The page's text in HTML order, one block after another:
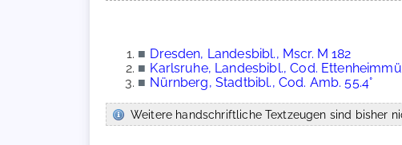
■ Dresden, Landesbibl., Mscr. M 182
■ Karlsruhe, Landesbibl., Cod.
■ Nürnberg, Stadtbibl., Cod. Amb. 55.4°
Weitere handschriftliche Textzeugen sind bisher